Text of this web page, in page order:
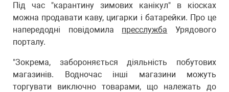
Під час "карантину зимових канікул" в кіосках
можна продавати каву, цигарки і батарейки. Про це
напередодні повідомила пресслужба Урядового
порталу.
"Зокрема, забороняється діяльність побутових
магазинів. Водночас інші магазини можуть
торгувати виключно товарами, що належать до